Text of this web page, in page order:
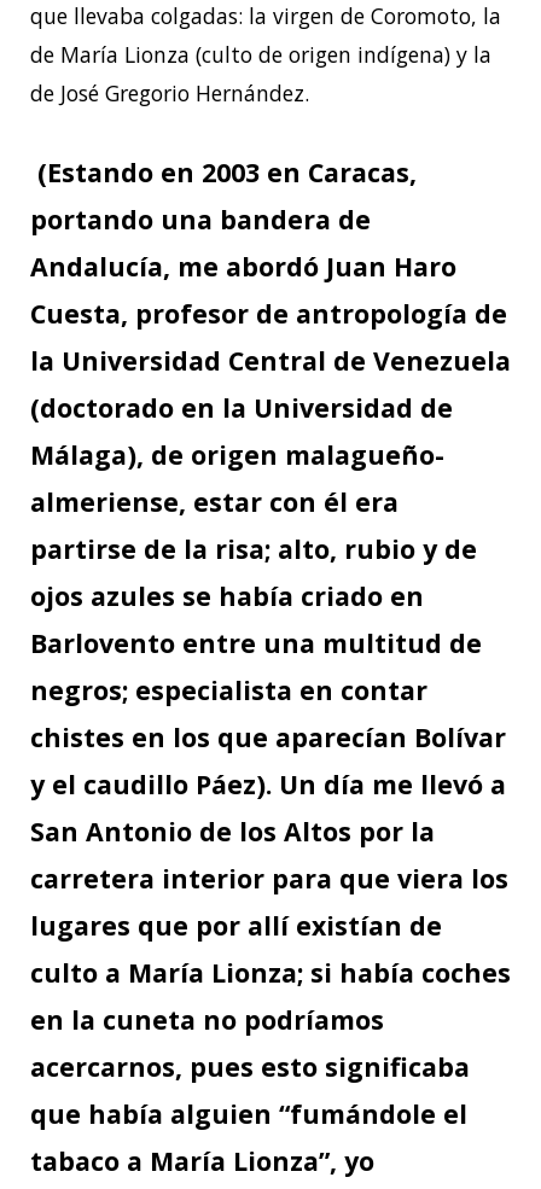
que llevaba colgadas: la virgen de Coromoto, la
de María Lionza (culto de origen indígena) y la
de José Gregorio Hernández.
(Estando en 2003 en Caracas,
portando una bandera de
Andalucía, me abordó Juan Haro
Cuesta, profesor de antropología de
la Universidad Central de Venezuela
(doctorado en la Universidad de
Málaga), de origen malagueño-
almeriense, estar con él era
partirse de la risa; alto, rubio y de
ojos azules se había criado en
Barlovento entre una multitud de
negros; especialista en contar
chistes en los que aparecían Bolívar
y el caudillo Páez). Un día me llevó a
San Antonio de los Altos por la
carretera interior para que viera los
lugares que por allí existían de
culto a María Lionza; si había coches
en la cuneta no podríamos
acercarnos, pues esto significaba
que había alguien “fumándole el
tabaco a María Lionza”, yo